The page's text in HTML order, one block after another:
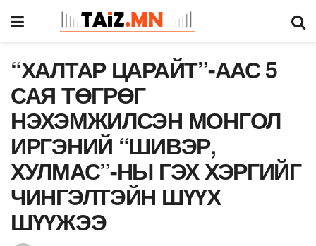
“ХАЛТАР ЦАРАЙТ”-ААС 5
САЯ ТӨГРӨГ
НЭХЭМЖИЛСЭН МОНГОЛ
ИРГЭНИЙ “ШИВЭР,
ХУЛМАС”-НЫ ГЭХ ХЭРГИЙГ
ЧИНГЭЛТЭЙН ШҮҮХ
ШҮҮЖЭЭ